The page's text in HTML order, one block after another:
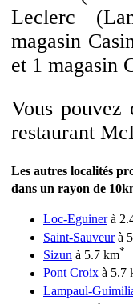
Leclerc
magasin
et 1 magasin
Vous pouvez
restaurant
Les autres localités
dans un rayon de
Loc-Eguinerà
Saint-Sauveurà
Sizun à 5.7 km*
Pont Croix à 5.7
Lampaul-